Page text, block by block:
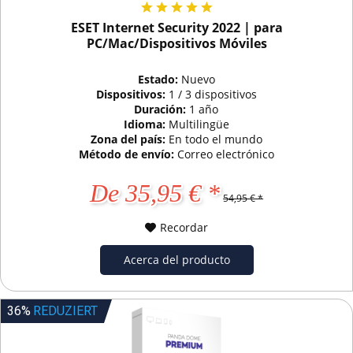
ESET Internet Security 2022 | para
PC/Mac/Dispositivos Móviles
Estado: Nuevo
Dispositivos: 1 / 3 dispositivos
Duración: 1 año
Idioma: Multilingüe
Zona del país: En todo el mundo
Método de envío: Correo electrónico
De 35,95 € * 54,95 € *
Recordar
Acerca del producto
36% REDUZIERT